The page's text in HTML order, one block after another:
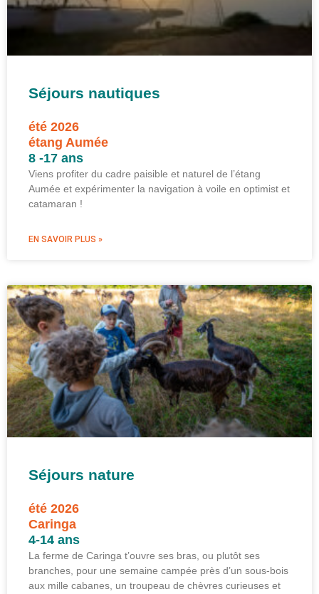
Séjours nautiques
été 2026
étang Aumée
8 -17 ans
Viens profiter du cadre paisible et naturel de l’étang
Aumée et expérimenter la navigation à voile en optimist et
catamaran !
EN SAVOIR PLUS »
Séjours nature
été 2026
Caringa
4-14 ans
La ferme de Caringa t’ouvre ses bras, ou plutôt ses
branches, pour une semaine campée près d’un sous-bois
aux mille cabanes, un troupeau de chèvres curieuses et